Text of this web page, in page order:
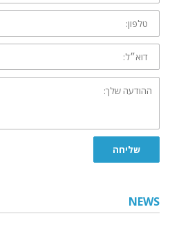
טלפון:
דוא״ל:
ההודעה
שלך:
שליחה
NEWS